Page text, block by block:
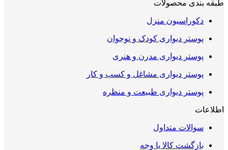
طبقه بندی محصولات
دکوراسیون منزل
پوستر دیواری کودک و نوجوان
پوستر دیواری مدرن و هنری
پوستر دیواری مشاغل و کسب و کار
پوستر دیواری طبیعت و منظره
اطلاعات
سوالات متداول
بازگشت کالا یا وجه